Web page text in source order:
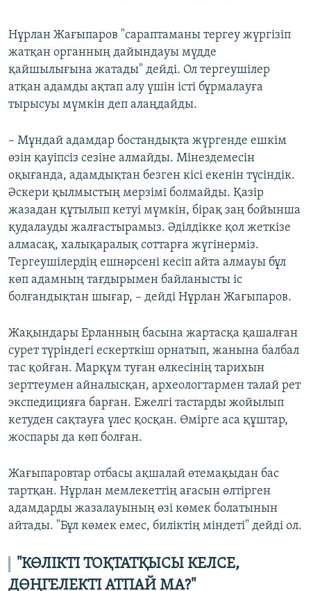
Нұрлан Жағыпаров "сараптаманы тергеу жүргізіп
жатқан органның дайындауы мүдде
қайшылығына жатады" дейді. Ол тергеушілер
атқан адамды ақтап алу үшін істі бұрмалауға
тырысуы мүмкін деп алаңдайды.
– Мұндай адамдар бостандықта жүргенде ешкім
өзін қауіпсіз сезіне алмайды. Мінездемесін
оқығанда, адамдықтан безген кісі екенін түсіндік.
Әскери қылмыстың мерзімі болмайды. Қазір
жазадан құтылып кетуі мүмкін, бірақ заң бойынша
қудалауды жалғастырамыз. Әділдікке қол жеткізе
алмасақ, халықаралық соттарға жүгінерміз.
Тергеушілердің ешнәрсені кесіп айта алмауы бұл
көп адамның тағдырымен байланысты іс
болғандықтан шығар, – дейді Нұрлан Жағыпаров.
Жақындары Ерланның басына жартасқа қашалған
сурет түріндегі ескерткіш орнатып, жанына балбал
тас қойған. Марқұм туған өлкесінің тарихын
зерттеумен айналысқан, археологтармен талай рет
экспедицияға барған. Ежелгі тастарды жойылып
кетуден сақтауға үлес қосқан. Өмірге аса құштар,
жоспары да көп болған.
Жағыпаровтар отбасы ақшалай өтемақыдан бас
тартқан. Нұрлан мемлекеттің ағасын өлтірген
адамдарды жазалауының өзі көмек болатынын
айтады. "Бұл көмек емес, биліктің міндеті" дейді ол.
"КӨЛІКТІ ТОҚТАТҚЫСЫ КЕЛСЕ,
ДӨҢГЕЛЕКТІ АТПАЙ МА?"